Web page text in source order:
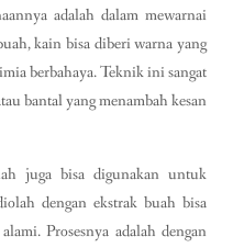
adalah dalam mewarnai
kain bisa diberi warna yang
berbahaya. Teknik ini sangat
bantal yang menambah kesan
juga bisa digunakan untuk
dengan ekstrak buah bisa
Prosesnya adalah dengan